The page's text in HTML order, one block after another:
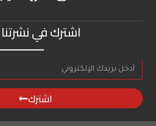
اشترك في نشرتنا
اشترك